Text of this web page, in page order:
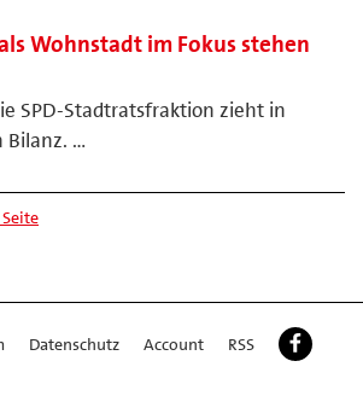
Wohnstadt im Fokus stehen
SPD-Stadtratsfraktion zieht in
Bilanz. …
Datenschutz Account RSS